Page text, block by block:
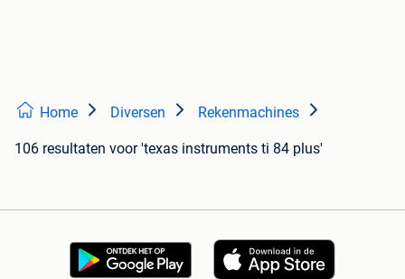
Home Diversen Rekenmachines
106 resultaten voor 'texas instruments ti 84 plus'